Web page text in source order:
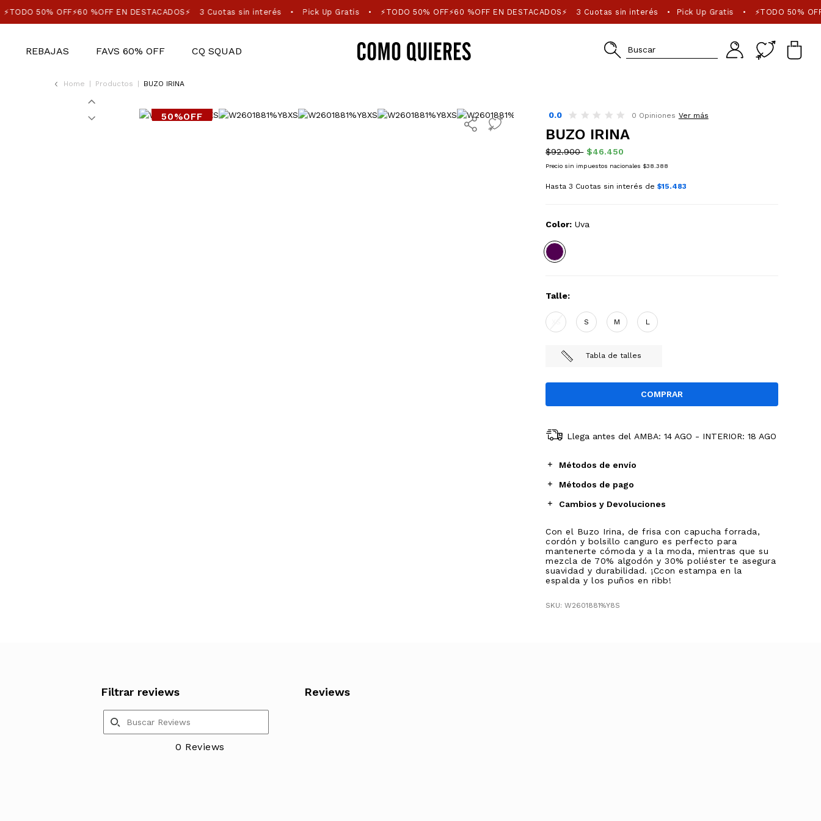
⚡TODO 50% OFF⚡60 %OFF EN DESTACADOS⚡ 3 Cuotas sin interés • Pick Up Gratis • ⚡TODO 50% OFF⚡60 %OFF EN DESTACADOS⚡ 3 Cuotas sin interés • Pick Up Gratis • ⚡TODO 50%
REBAJAS FAVS 60% OFF CQ SQUAD
Home Productos BUZO IRINA
50%OFF 0.0 0 Opiniones Ver más
BUZO IRINA
$92.900 $46.450
Precio sin impuestos nacionales $38.388
Hasta 3 Cuotas sin interés de$15.483
Color: Uva
Talle:
S M L
Tabla de talles
Llega antes del AMBA: 14 AGO - INTERIOR: 18 AGO
Métodos de envío
Métodos de pago
Cambios y Devoluciones
Con el Buzo Irina, de frisa con capucha forrada,
cordón y bolsillo canguro es perfecto para
mantenerte cómoda y a la moda, mientras que su
mezcla de 70% algodón y 30% poliéster te asegura
suavidad y durabilidad. ¡Ccon estampa en la
espalda y los puños en ribb!
SKU: W2601881%Y8S
Filtrar reviews
0 Reviews
Reviews